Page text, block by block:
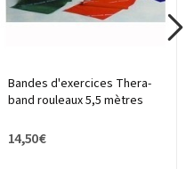
Bandes d'exercices Thera-
band rouleaux 5,5 mètres
14,50 €